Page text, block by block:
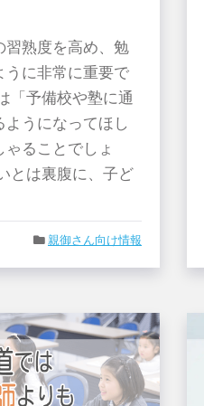
習熟度を高め、勉
うに非常に重要で
「予備校や塾に通
ようになってほし
ることでしょ
とは裏腹に、子ど
親御さん向け情報